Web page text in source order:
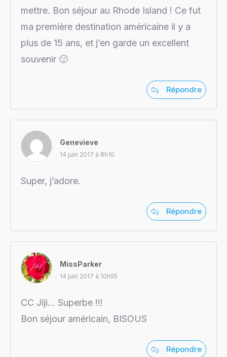
mettre. Bon séjour au Rhode Island ! Ce fut
ma première destination américaine il y a
plus de 15 ans, et j’en garde un excellent
souvenir 🙂
Répondre
Genevieve
14 juin 2017 à 8h10
Super, j’adore.
Répondre
MissParker
14 juin 2017 à 10h55
CC Jiji… Superbe !!!
Bon séjour américain, BISOUS
Répondre